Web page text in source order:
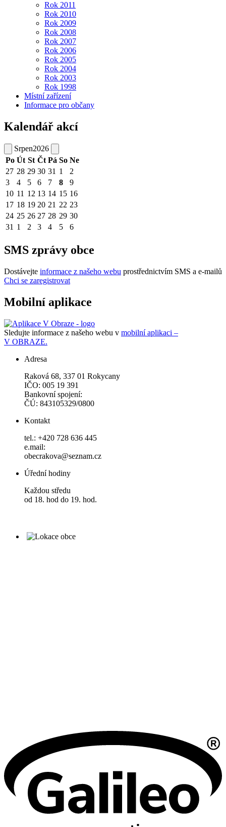
Rok 2011
Rok 2010
Rok 2009
Rok 2008
Rok 2007
Rok 2006
Rok 2005
Rok 2004
Rok 2003
Rok 1998
Místní zařízení
Informace pro občany
Kalendář akcí
Srpen2026
Po Út St Čt Pá So Ne
27 28 29 30 31 1
2
3
4 5 6 7 8
9
10 11 12 13 14 15 16
17 18 19 20 21 22 23
24 25 26 27 28 29 30
31 1 2 3 4 5 6
SMS zprávy obce
Dostávejte informace z našeho webu prostřednictvím SMS a e-mailů
Chci se zaregistrovat
Mobilní aplikace
Sledujte informace z našeho webu v mobilní aplikaci –
V OBRAZE.
Adresa
Raková 68, 337 01 Rokycany
IČO: 005 19 391
Bankovní spojení:
ČÚ: 843105329/0800
Kontakt
tel.: +420 728 636 445
e.mail:
obecrakova@seznam.cz
Úřední hodiny
Každou středu
od 18. hod do 19. hod.